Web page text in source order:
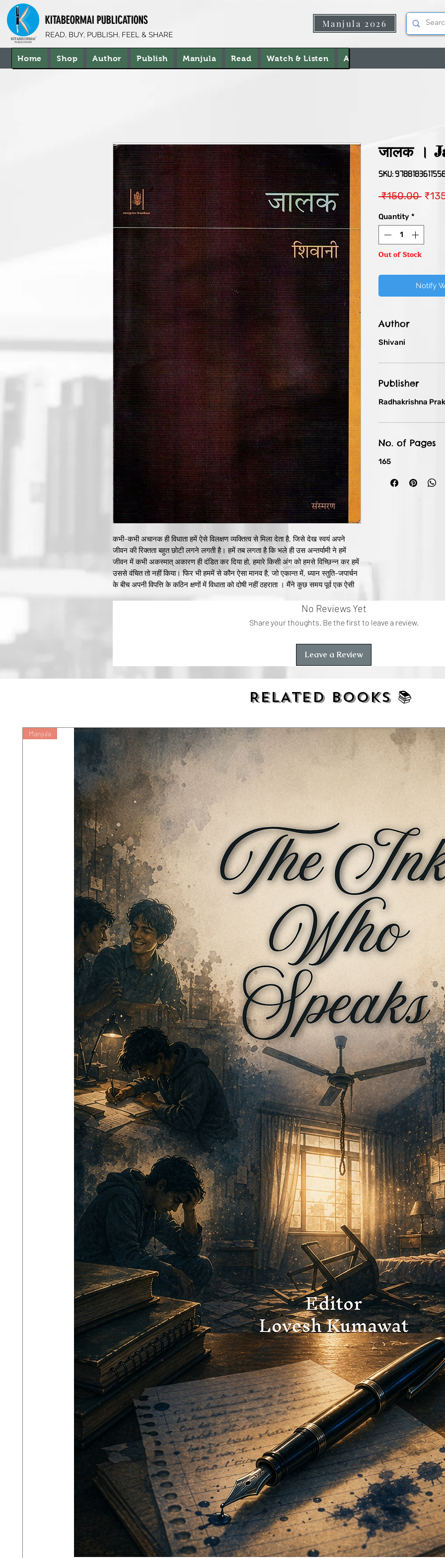
KITABEORMAI PUBLICATIONS
READ, BUY, PUBLISH, FEEL & SHARE
Manjula 2026
Home Shop Author Publish Manjula Read Watch & Listen About Us
कभी-कभी अचानक ही विधाता हमें ऐसे विलक्षण व्यक्तित्व से मिला देता है, जिसे देख स्वयं अपने
जीवन की रिक्तता बहुत छोटी लगने लगती है। हमें तब लगता है कि भले ही उस अन्तर्यामी ने हमें
जीवन में कभी अकस्मात् अकारण ही दंडित कर दिया हो, हमारे किसी अंग को हमसे विच्छिन्न कर हमें
उससे वंचित तो नहीं किया। फिर भी हममें से कौन ऐसा मानव है, जो एकान्त में, ध्यान स्तुति-जपार्चन
के बीच अपनी विपत्ति के कठिन क्षणों में विधाता को दोषी नहीं ठहराता । मैंने कुछ समय पूर्व एक ऐसी
उसकी कोठी का अहाता एकदम हमारे बँगले के अहाते से जुड़ा था । अपनी शानदार कोठी की बरसाती
प्रौढ़ा ने उतरकर पिछली सीट से एक व्हील चेयर निकाल सामने रख दी और भीतर चली गई । दूसरे
ही क्षण, धीरे-धीरे बिना किसी सहारे के, कार से एक युवती ने अपने निर्जीव निचले धड़ को बड़ी दक्षता
से नीचे उतारा, फिर बैसाखियों से ही व्हील चेयर तक पहुँच उसमें बैठ गई और बड़ी तटस्थता से उसे
जालक ।
SKU:
₹150.00
Quantity *
Out of Stock
Notify
Author
Shivani
Publisher
Radhakrishna
No. of Pages
165
No Reviews Yet
Share your thoughts. Be the first to leave a review.
Leave a Review
RELATED BOOKS 📚
Manjula